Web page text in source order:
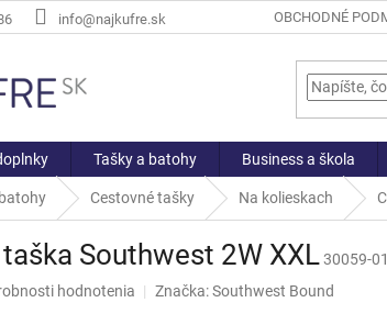
info@najkufre.sk OBCHODNÉ
Tašky a batohy Business a škola
Cestovné tašky Na kolieskach
Southwest 2W XXL30059-
hodnotenia Značka:Southwest Bound